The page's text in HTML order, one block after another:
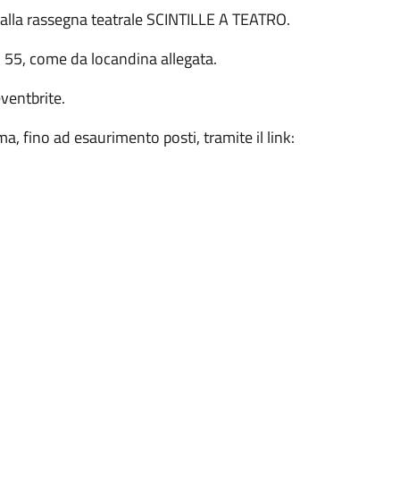
rassegna teatrale SCINTILLE A TEATRO.
come da locandina allegata.
fino ad esaurimento posti, tramite il link: